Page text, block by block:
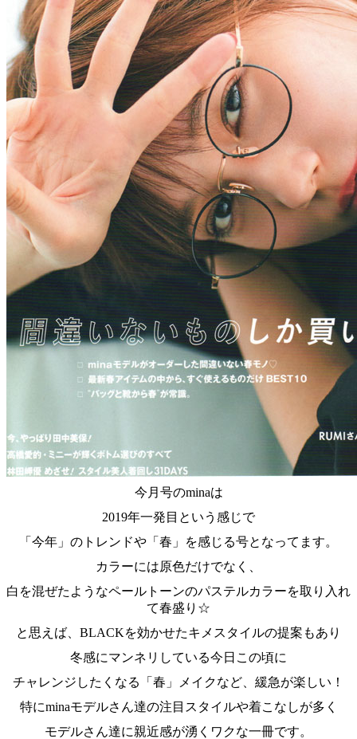
今月号のminaは
2019年一発目という感じで
「今年」のトレンドや「春」を感じる号となってます。
カラーには原色だけでなく、
白を混ぜたようなペールトーンのパステルカラーを取り入れ
て春盛り☆
と思えば、BLACKを効かせたキメスタイルの提案もあり
冬感にマンネリしている今日この頃に
チャレンジしたくなる「春」メイクなど、緩急が楽しい！
特にminaモデルさん達の注目スタイルや着こなしが多く
モデルさん達に親近感が湧くワクな一冊です。